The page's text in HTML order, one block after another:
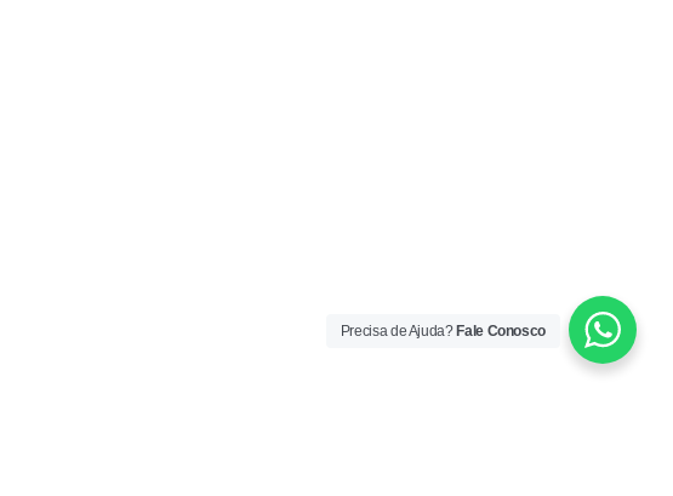
Precisa de Ajuda? Fale Conosco